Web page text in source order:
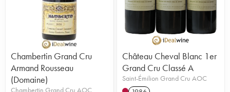
Chambertin Grand Cru
Armand Rousseau
(Domaine)
Chambertin Grand Cru AOC
Château Cheval Blanc 1er
Grand Cru Classé A
Saint-Émilion Grand Cru AOC